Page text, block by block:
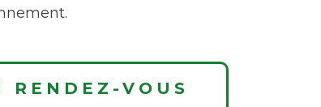
RENDEZ-VOUS